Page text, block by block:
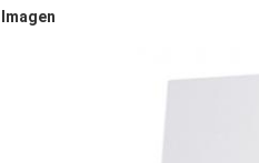
Imagen